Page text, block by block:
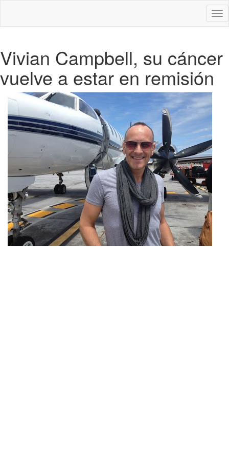
Vivian Campbell, su cáncer
vuelve a estar en remisión